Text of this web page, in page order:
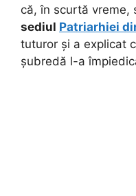
că, în scurtă vreme,
sediul Patriarhiei
tuturor și a explicat
șubredă l-a